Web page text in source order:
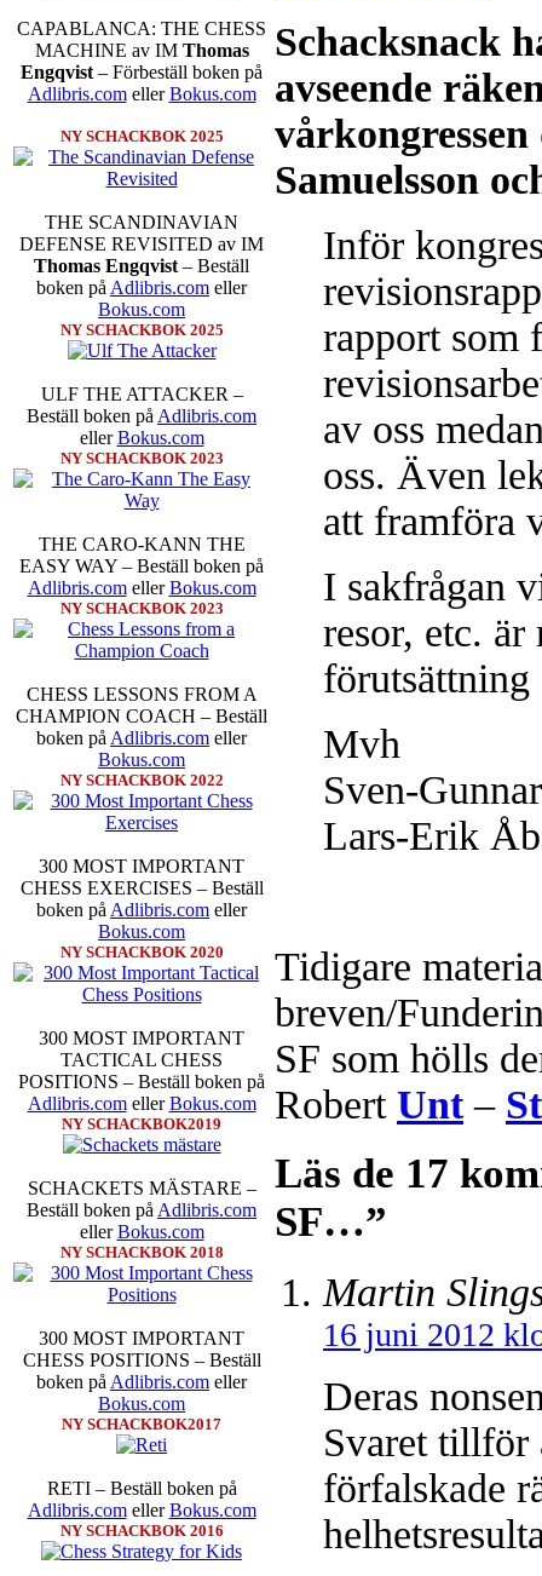
CAPABLANCA: THE CHESS
MACHINE av IM Thomas
Engqvist – Förbeställ boken på
Adlibris.comellerBokus.com
NY SCHACKBOK 2025
THE SCANDINAVIAN
DEFENSE REVISITED av IM
Thomas Engqvist – Beställ
boken på Adlibris.com eller
Bokus.com
NY SCHACKBOK 2025
ULF THE ATTACKER –
Beställ boken på Adlibris.com
ellerBokus.com
NY SCHACKBOK 2023
THE CARO-KANN THE
EASY WAY – Beställ boken på
Adlibris.comellerBokus.com
NY SCHACKBOK 2023
CHESS LESSONS FROM A
CHAMPION COACH – Beställ
boken på Adlibris.com eller
Bokus.com
NY SCHACKBOK 2022
300 MOST IMPORTANT
CHESS EXERCISES – Beställ
boken på Adlibris.com eller
Bokus.com
NY SCHACKBOK 2020
300 MOST IMPORTANT
TACTICAL CHESS
POSITIONS – Beställ boken på
Adlibris.comellerBokus.com
NY SCHACKBOK2019
SCHACKETS MÄSTARE –
Beställ boken på Adlibris.com
ellerBokus.com
NY SCHACKBOK 2018
300 MOST IMPORTANT
CHESS POSITIONS – Beställ
boken på Adlibris.com eller
Bokus.com
NY SCHACKBOK2017
RETI – Beställ boken på
Adlibris.comellerBokus.com
NY SCHACKBOK 2016
Schacksnack
avseende
Samuelsson
Inför
rapport som
av oss
oss. Även
att framföra
I sakfrågan
resor, etc.
förutsättning
Mvh
Sven-
Lars-Erik
Tidigare
breven/
SF som hölls
Robert Unt–
Läs de 17
SF…”
Martin
16 juni 2012
Deras
Svaret tillför
förfalskade